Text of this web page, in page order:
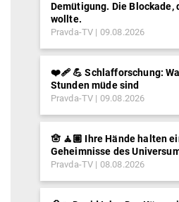
Demütigung. Die Blockade,
wollte.
Pravda-TV 09.08.2026
❤️‍🩹 💪 Schlafforschung:
Stunden müde sind
Pravda-TV 09.08.2026
🪬 🧘🏽 Ihre Hände halten
Geheimnisse des
Pravda-TV 08.08.2026